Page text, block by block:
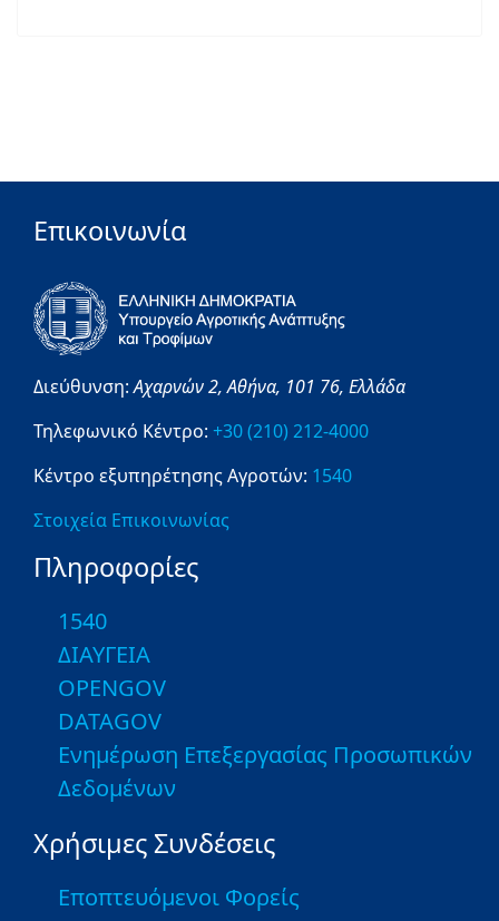
Επικοινωνία
Διεύθυνση:Αχαρνών 2,Αθήνα, 101 76, Ελλάδα
Τηλεφωνικό Κέντρο: +30 (210) 212-4000
Κέντρο εξυπηρέτησης Αγροτών: 1540
Στοιχεία Επικοινωνίας
Πληροφορίες
1540
ΔΙΑΥΓΕΙΑ
OPENGOV
DATAGOV
Ενημέρωση Επεξεργασίας Προσωπικών
Δεδομένων
Χρήσιμες Συνδέσεις
Εποπτευόμενοι Φορείς